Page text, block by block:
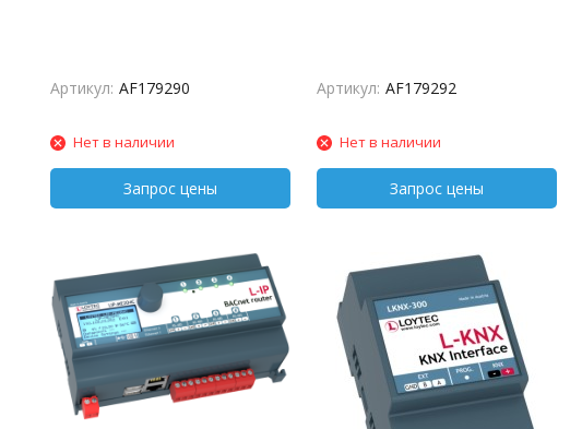
Артикул: AF179290
Нет в наличии
Артикул: AF179292
Нет в наличии